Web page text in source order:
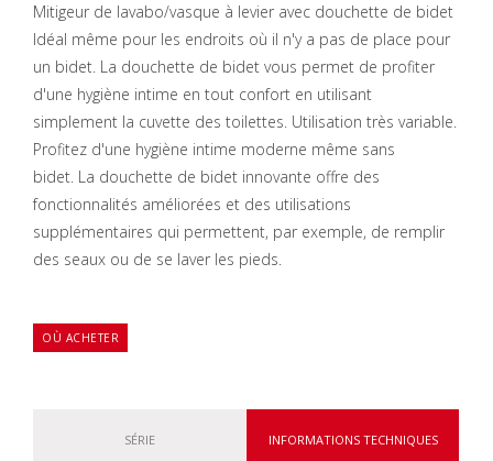
Mitigeur de lavabo/vasque à levier avec douchette de bidet
Idéal même pour les endroits où il n'y a pas de place pour
un bidet. La douchette de bidet vous permet de profiter
d'une hygiène intime en tout confort en utilisant
simplement la cuvette des toilettes. Utilisation très variable.
Profitez d'une hygiène intime moderne même sans
bidet. La douchette de bidet innovante offre des
fonctionnalités améliorées et des utilisations
supplémentaires qui permettent, par exemple, de remplir
des seaux ou de se laver les pieds.
OÙ ACHETER
SÉRIE INFORMATIONS TECHNIQUES